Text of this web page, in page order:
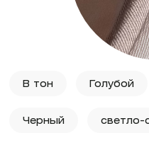
В тон Голубой
Черный светло-